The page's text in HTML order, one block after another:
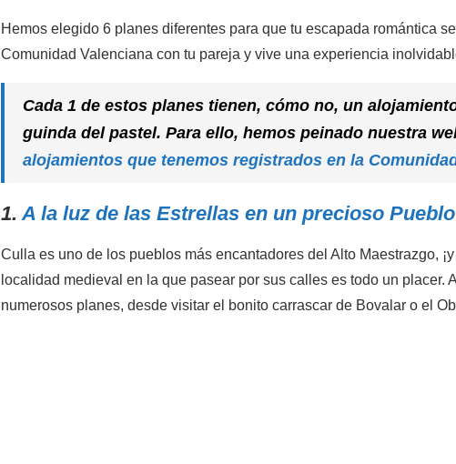
Hemos elegido 6 planes diferentes para que tu escapada romántica
Comunidad Valenciana con tu pareja y vive una experiencia
Cada 1 de estos planes tienen, cómo no, un
guinda del pastel. Para ello, hemos peinado nuestra
alojamientos que tenemos registrados en la
1. A la luz de las Estrellas en un precioso
Culla es uno de los pueblos más encantadores del Alto Maestrazgo,
localidad medieval en la que pasear por sus calles es todo un placer.
numerosos planes, desde visitar el bonito carrascar de Bovalar o el